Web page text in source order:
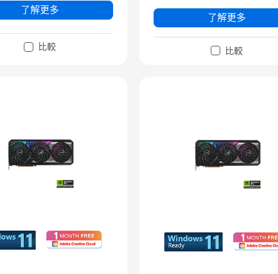
了解更多
比較
了解更多
比較